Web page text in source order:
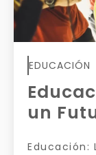
EDUCACIÓN
un
Educación: